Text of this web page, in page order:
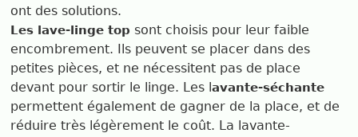
ont des solutions.
Les lave-linge top sont choisis pour leur faible
encombrement. Ils peuvent se placer dans des
petites pièces, et ne nécessitent pas de place
devant pour sortir le linge. Les lavante-séchante
permettent également de gagner de la place, et de
réduire très légèrement le coût. La lavante-